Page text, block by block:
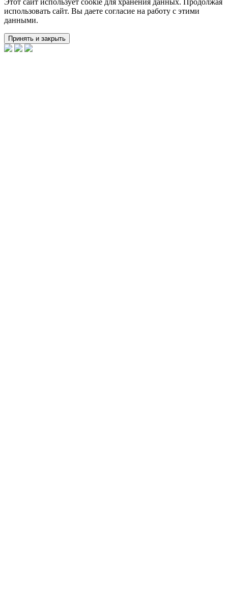
Этот сайт использует cookie для хранения данных. Продолжая
использовать сайт. Вы даете согласие на работу с этими
данными.
Принять и закрыть